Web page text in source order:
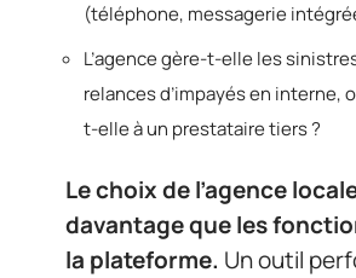
(téléphone, messagerie
L’agence gère-t-elle les
relances d’impayés en interne,
t-elle à un prestataire tiers ?
Le choix de l’agence
davantage que les
la plateforme. Un outil